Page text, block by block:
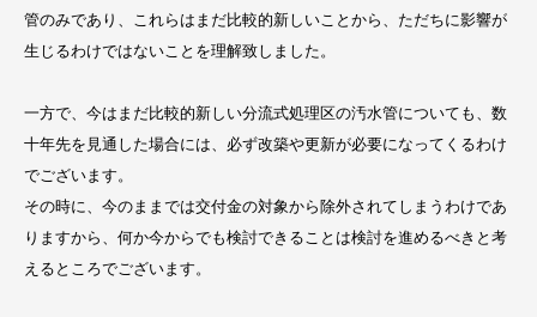
管のみであり、これらはまだ比較的新しいことから、ただちに影響が
生じるわけではないことを理解致しました。
一方で、今はまだ比較的新しい分流式処理区の汚水管についても、数
十年先を見通した場合には、必ず改築や更新が必要になってくるわけ
でございます。
その時に、今のままでは交付金の対象から除外されてしまうわけであ
りますから、何か今からでも検討できることは検討を進めるべきと考
えるところでございます。